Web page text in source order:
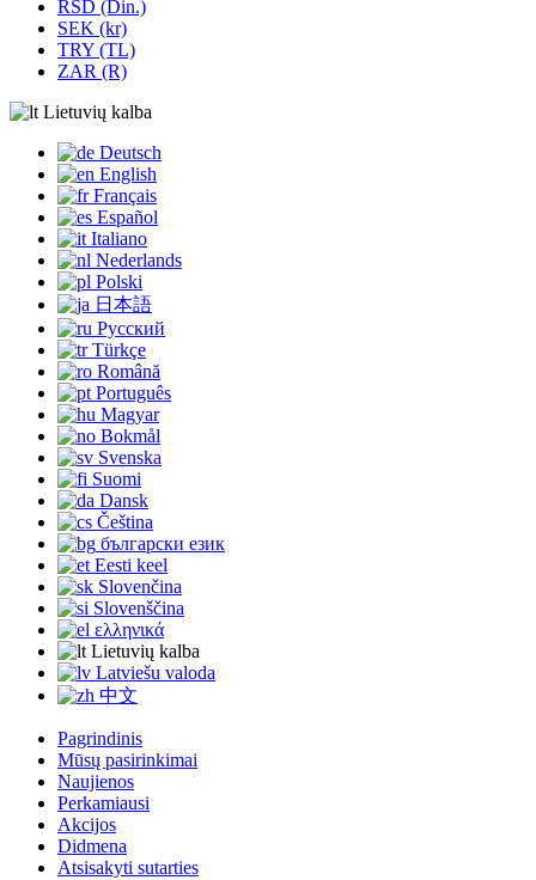
RSD (Din.)
SEK (kr)
TRY (TL)
ZAR (R)
Lietuvių kalba
Deutsch
English
Français
Español
Italiano
Nederlands
Polski
日本語
Русский
Türkçe
Română
Português
Magyar
Bokmål
Svenska
Suomi
Dansk
Čeština
български език
Eesti keel
Slovenčina
Slovenščina
ελληνικά
Lietuvių kalba
Latviešu valoda
中文
Pagrindinis
Mūsų pasirinkimai
Naujienos
Perkamiausi
Akcijos
Didmena
Atsisakyti sutarties